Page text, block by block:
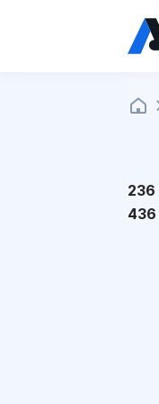
236
436